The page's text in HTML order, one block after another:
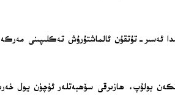
ئەسىر-تۇتقۇن ئالماشتۇرۇش تەكلىپىنى
بولۇپ، ھازىرقى سۆھبەتلەر ئۈچۈن يول